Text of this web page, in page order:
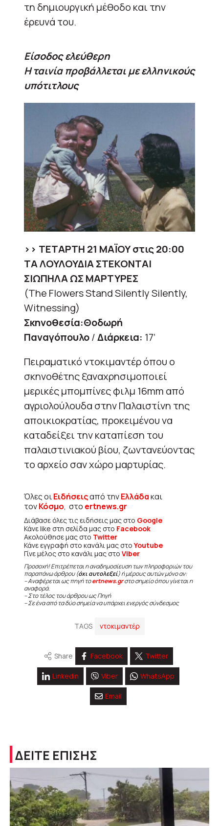
τη δημιουργική μέθοδο και την
έρευνά του.
Είσοδος ελεύθερη
Η ταινία προβάλλεται με ελληνικούς
υπότιτλους
>> ΤΕΤΑΡΤΗ 21 ΜΑΪΟΥ στις 20:00
ΤΑ ΛΟΥΛΟΥΔΙΑ ΣΤΕΚΟΝΤΑΙ
ΣΙΩΠΗΛΑ ΩΣ ΜΑΡΤΥΡΕΣ
(The Flowers Stand Silently Silently,
Witnessing)
Σκηνοθεσία:Θοδωρή
Παναγόπουλο/Διάρκεια: 17’
Πειραματικό ντοκιμαντέρ όπου ο
σκηνοθέτης ξαναχρησιμοποιεί
μερικές μπομπίνες φιλμ 16mm από
αγριολούλουδα στην Παλαιστίνη της
αποικιοκρατίας, προκειμένου να
καταδείξει την καταπίεση του
παλαιστινιακού βίου, ζωντανεύοντας
το αρχείο σαν χώρο μαρτυρίας.
Όλες οιΕιδήσειςαπό τηνΕλλάδακαι
τονΚόσμο, στο ertnews.gr
Διάβασε όλες τις ειδήσεις μας στο Google
Κάνε like στη σελίδα μας στο Facebook
Ακολούθησε μας στο Twitter
Κάνε εγγραφή στο κανάλι μας στοYoutube
Γίνε μέλος στο κανάλι μας στο Viber
Προσοχή! Επιτρέπεται η αναδημοσίευση των πληροφοριών του
παραπάνω άρθρου (όχι αυτολεξεί) ή μέρους αυτών μόνο αν:
– Αναφέρεται ως πηγή τοertnews.grστο σημείο όπου γίνεται η
αναφορά.
– Στο τέλος του άρθρου ως Πηγή
– Σε ένα από τα δύο σημεία να υπάρχει ενεργός σύνδεσμος
TAGS ντοκιμαντέρ
Share Facebook Twitter
Linkedin Viber WhatsApp
Email
ΔΕΙΤΕ ΕΠΙΣΗΣ